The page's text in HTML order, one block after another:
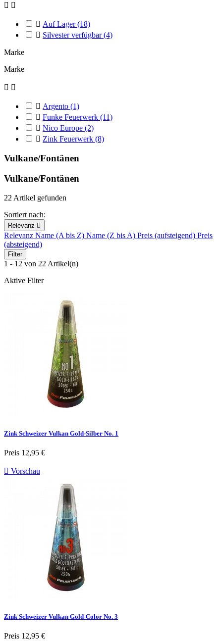
 
 Auf Lager(18)
 Silvester verfügbar(4)
Marke
Marke
 
 Argento (1)
 Funke Feuerwerk (11)
 Nico Europe (2)
 Zink Feuerwerk (8)
Vulkane/Fontänen
Vulkane/Fontänen
22 Artikel gefunden
Sortiert nach:
Relevanz 
Relevanz Name (A bis Z) Name (Z bis A) Preis (aufsteigend) Preis
(absteigend)
Filter
1 - 12 von 22 Artikel(n)
Aktive Filter
Zink Schweizer Vulkan Gold-Silber No. 1
Preis 12,95 €
 Vorschau
Zink Schweizer Vulkan Gold-Color No. 3
Preis 12,95 €